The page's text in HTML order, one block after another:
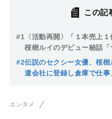
この記
#1 〈活動再開〉「１本売上
桜樹ルイのデビュー秘話
撮影で騙されて、そのま
#2伝説のセクシー女優、桜
遣会社に登録し倉庫で仕
エンタメ